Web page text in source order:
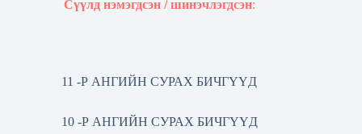
Сүүлд нэмэгдсэн / шинэчлэгдсэн:
11 -Р АНГИЙН СУРАХ БИЧГҮҮД
10 -Р АНГИЙН СУРАХ БИЧГҮҮД